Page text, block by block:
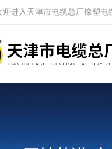
进入天津市电缆总厂橡塑电